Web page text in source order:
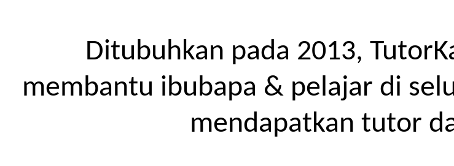
Ditubuhkan pada 2013,
membantu ibubapa & pelajar di
mendapatkan tutor